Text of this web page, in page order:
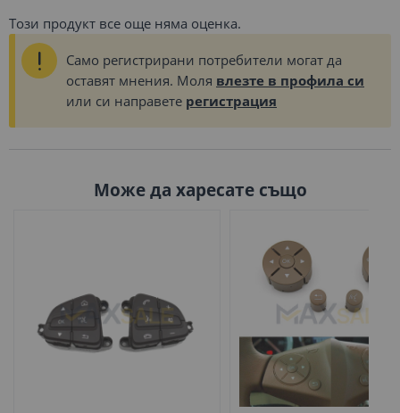
Този продукт все още няма оценка.
Само регистрирани потребители могат да
оставят мнения. Моля влезте в профила си
или си направете регистрация
Може да харесате също